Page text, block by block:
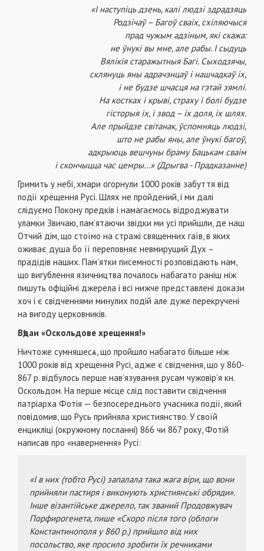
«І наступіць дзень, калі людзі здрадзяць
Родзічаў – Багоў сваіх, схіляючыся
прад чужым адзіным, які скажа:
не ўнукі вы мне, але рабы. І сыдуць
Вялікія старажытныя Багі. Сыходзячы,
склянуць яны адрачэнцаў і нашчадкаў іх,
і не будзе шчасця на гэтай зямлі.
На костках і крыві, страху і болі будзе
гісторыя іх, і звод – іх доля, іх шлях.
Але прыйдзе світанак, ўспомняць людзі,
што не рабы яны, але ўнукі багоў,
адкрыюць вешчуны браму Бацькам сваім
і скончыцца час цемры...» (Дрыгва - Прадказанне)
Гримить у небі, хмари огорнули 1000 років забуття від
події хрещення Русі. Шлях не пройдений, і ми далі
слідуємо Покону предків і намагаємось відроджувати
уламки Звичаю, пам’ятаючи звідки ми усі прийшли, де наш
Отчий дім, що стоїмо на стражі священних гаїв, в яких
оживає душа бо її переповняє невмирущий Дух –
прадідів наших. Пам’ятки писемності розповідають нам,
що вигублення язичництва почалось набагато раніш ніж
пишуть офіційні джерела і всі нижче представлені докази
хоч і є свідченнями минулих подій але дуже перекручені
на вигоду церковників.
Вѣдаи «Оскольдове хрещення!»
Ничтоже сумняшесѧ, що пройшло набагато більше ніж
1000 років від хрещення Русі, адже є свідчення, що у 860-
867 р. відбулось перше нав’язування русам чужовір’я кн.
Оскольдом. На перше місце слід поставити свідчення
патріарха Фотія — безпосереднього учасника події, який
повідомив, що Русь прийняла християнство. У своїй
енцикліці (окружному посланні) 866 чи 867 року, Фотій
написав про «навернення» Русі:
«І в них (тобто Русі) запалала така жага віри, що вони
прийняли пастиря і виконують християнські обряди».
Інше візантійське джерело, так званий Продовжувач
Порфирогенета, пише «Скоро після того (облоги
Константинополя у 860 р.) прийшло від них
посольство, яке просило зробити їх речниками